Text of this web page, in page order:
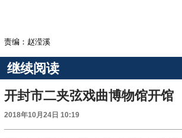
责编：赵滢溪
继续阅读
开封市二夹弦戏曲博物馆开馆
2018年10月24日 10:19